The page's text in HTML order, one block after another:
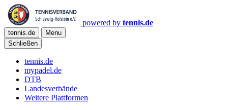
powered by tennis.de
tennis.de
Menu
Schließen
tennis.de
mypadel.de
DTB
Landesverbände
Weitere Plattformen